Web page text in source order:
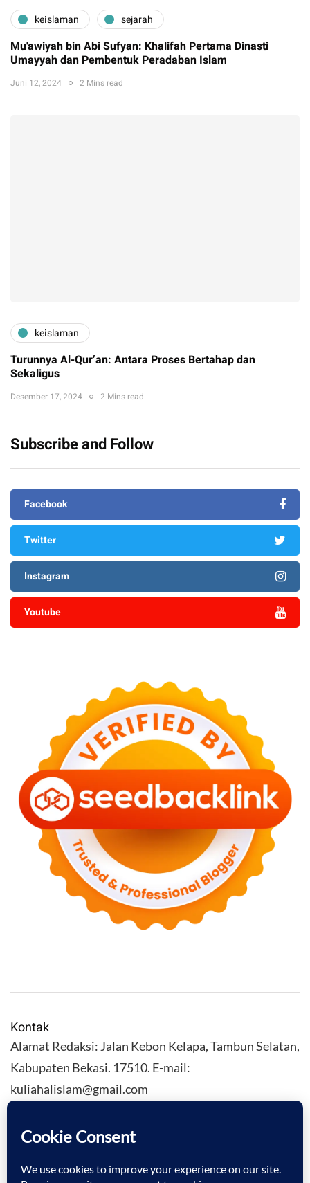
keislaman sejarah
Mu'awiyah bin Abi Sufyan: Khalifah Pertama Dinasti
Umayyah dan Pembentuk Peradaban Islam
Juni 12, 2024 2 Mins read
keislaman
Turunnya Al-Qur’an: Antara Proses Bertahap dan
Sekaligus
Desember 17, 2024 2 Mins read
Subscribe and Follow
Facebook
Twitter
Instagram
Youtube
Kontak
Alamat Redaksi: Jalan Kebon Kelapa, Tambun Selatan,
Kabupaten Bekasi. 17510. E-mail:
kuliahalislam@gmail.com